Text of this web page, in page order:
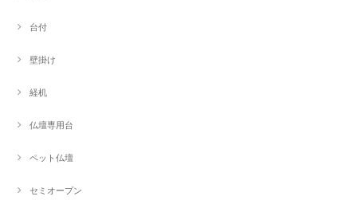
台付
壁掛け
経机
仏壇専用台
ペット仏壇
セミオープン